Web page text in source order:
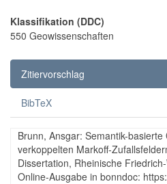
Klassifikation (DDC)
550 Geowissenschaften
Zitiervorschlag
BibTeX
Brunn, Ansgar: Semantik-
verkoppelten Markoff-
Dissertation, Rheinische
Online-Ausgabe in bonndoc: